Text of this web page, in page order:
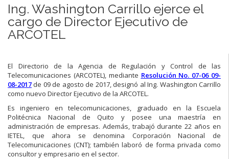
Ing. Washington Carrillo ejerce el
cargo de Director Ejecutivo de
ARCOTEL
El Directorio de la Agencia de Regulación y Control de las
Telecomunicaciones (ARCOTEL), mediante Resolución No. 07-06 09-
08-2017 de 09 de agosto de 2017, designó al Ing. Washington Carrillo
como nuevo Director Ejecutivo de la ARCOTEL.
Es ingeniero en telecomunicaciones, graduado en la Escuela
Politécnica Nacional de Quito y posee una maestría en
administración de empresas. Además, trabajó durante 22 años en
IETEL, que ahora se denomina Corporación Nacional de
Telecomunicaciones (CNT); también laboró de forma privada como
consultor y empresario en el sector.